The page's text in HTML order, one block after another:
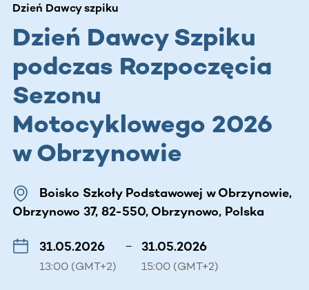
Dzień Dawcy szpiku
Dzień Dawcy Szpiku
podczas Rozpoczęcia
Sezonu
Motocyklowego 2026
w Obrzynowie
Boisko Szkoły Podstawowej w Obrzynowie,
Obrzynowo 37, 82-550, Obrzynowo, Polska
31.05.2026
13:00 (GMT+2)
– 31.05.2026
15:00 (GMT+2)